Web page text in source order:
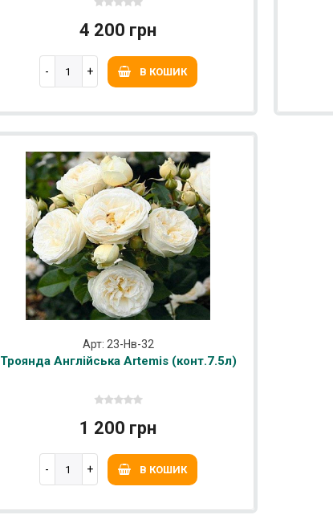
4 200 грн
В КОШИК
Арт: 23-Нв-32
Троянда Англійська Artemis (конт.7.5л)
1 200 грн
В КОШИК